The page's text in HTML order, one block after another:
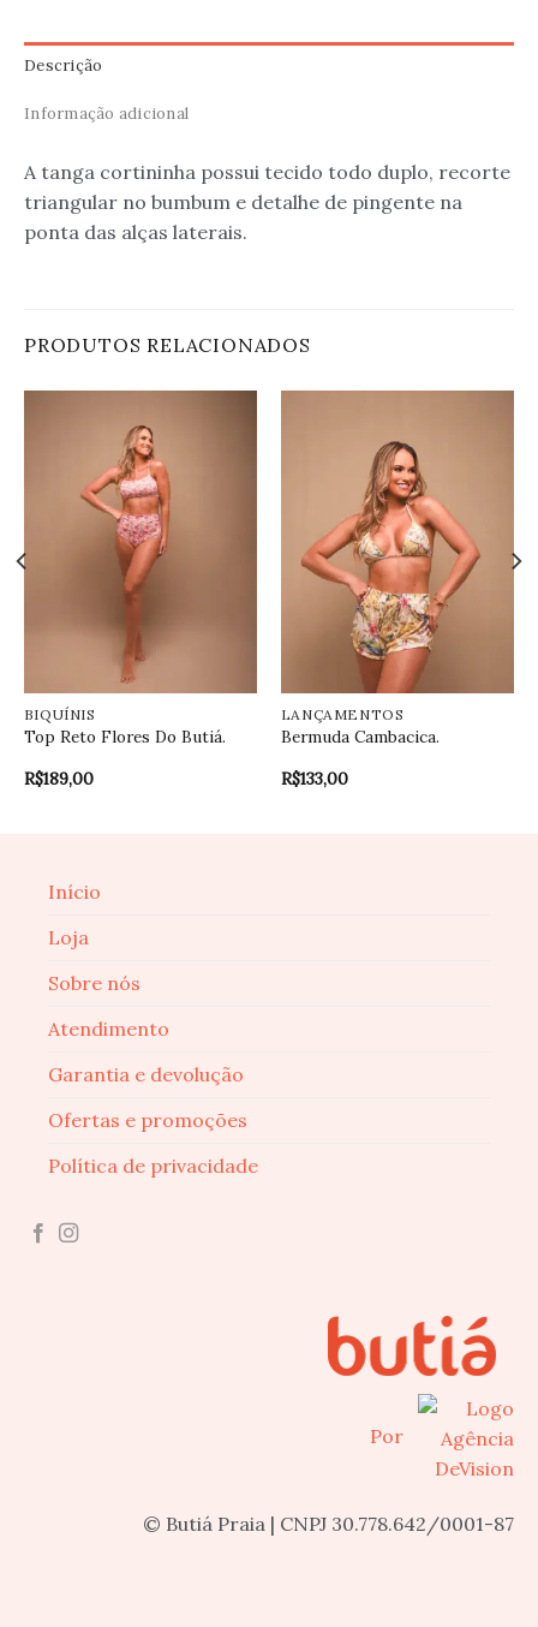
Descrição
Informação adicional
A tanga cortininha possui tecido todo duplo, recorte
triangular no bumbum e detalhe de pingente na
ponta das alças laterais.
PRODUTOS RELACIONADOS
BIQUÍNIS
Top Reto Flores Do Butiá.
R$189,00
LANÇAMENTOS
Bermuda Cambacica.
R$133,00
Início
Loja
Sobre nós
Atendimento
Garantia e devolução
Ofertas e promoções
Política de privacidade
Por
© Butiá Praia | CNPJ 30.778.642/0001-87